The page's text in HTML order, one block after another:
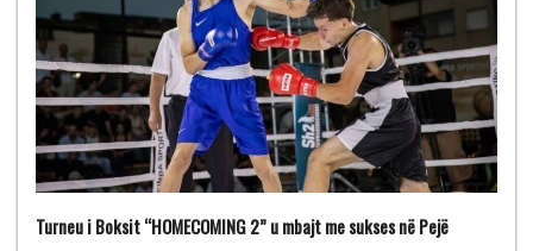
Turneu i Boksit “HOMECOMING 2” u mbajt me sukses në Pejë